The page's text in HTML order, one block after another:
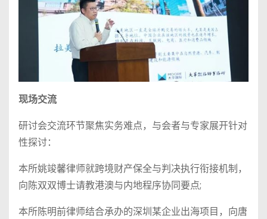
现场交流
研讨会交流环节聚焦实务难点，与会者与专家展开针对
性探讨：
本所姚竣馨律师就跨境财产保全与判决执行衔接机制，
向陈双双博士请教港澳与内地程序协同要点;
本所陈明前律师结合承办的深圳某企业出海项目，向唐